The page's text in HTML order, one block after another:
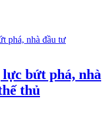
bứt phá, nhà
thủ